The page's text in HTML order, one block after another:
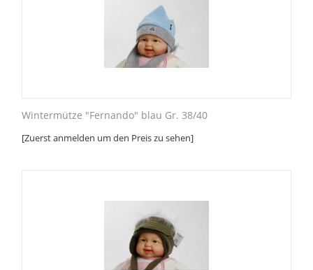
Wintermütze "Fernando" blau Gr. 38/40
[Zuerst anmelden um den Preis zu sehen]